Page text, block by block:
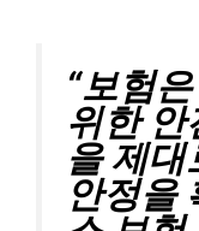
“보험
위한
을 제
안정을